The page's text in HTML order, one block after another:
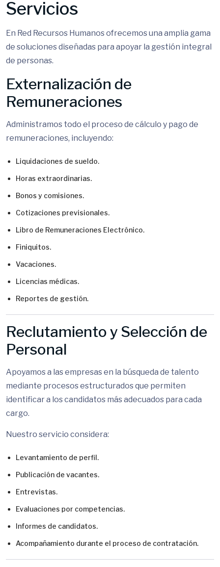
Servicios
En Red Recursos Humanos ofrecemos una amplia gama
de soluciones diseñadas para apoyar la gestión integral
de personas.
Externalización de
Remuneraciones
Administramos todo el proceso de cálculo y pago de
remuneraciones, incluyendo:
Liquidaciones de sueldo.
Horas extraordinarias.
Bonos y comisiones.
Cotizaciones previsionales.
Libro de Remuneraciones Electrónico.
Finiquitos.
Vacaciones.
Licencias médicas.
Reportes de gestión.
Reclutamiento y Selección de
Personal
Apoyamos a las empresas en la búsqueda de talento
mediante procesos estructurados que permiten
identificar a los candidatos más adecuados para cada
cargo.
Nuestro servicio considera:
Levantamiento de perfil.
Publicación de vacantes.
Entrevistas.
Evaluaciones por competencias.
Informes de candidatos.
Acompañamiento durante el proceso de contratación.